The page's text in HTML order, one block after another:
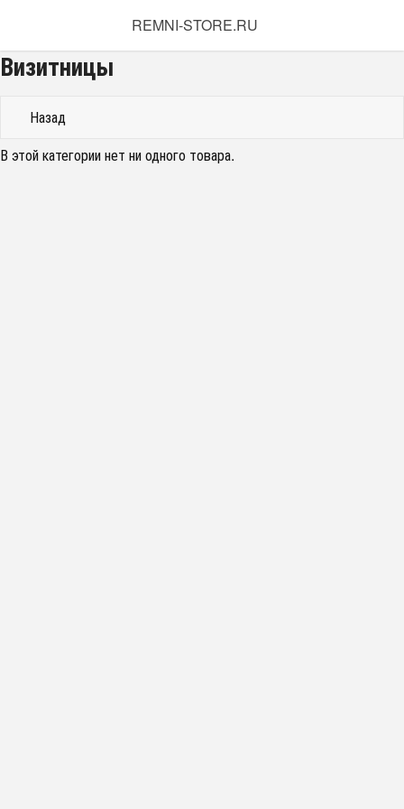
REMNI-STORE.RU
Визитницы
Назад
В этой категории нет ни одного товара.